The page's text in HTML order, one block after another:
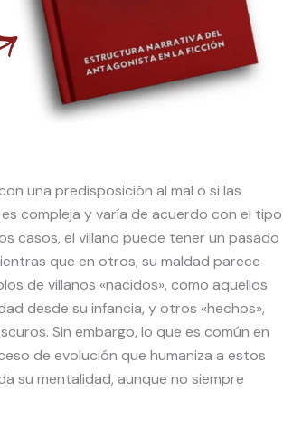
una predisposición al mal o si las
compleja y varía de acuerdo con el tipo
casos, el villano puede tener un pasado
que en otros, su maldad parece
de villanos «nacidos», como aquellos
desde su infancia, y otros «hechos»,
Sin embargo, lo que es común en
de evolución que humaniza a estos
su mentalidad, aunque no siempre